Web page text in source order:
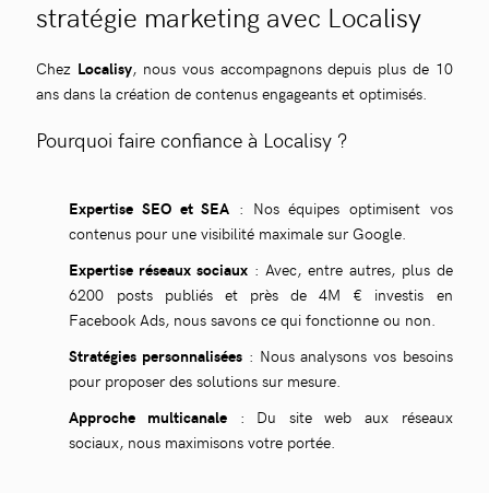
stratégie marketing avec Localisy
Chez Localisy, nous vous accompagnons depuis plus de 10
ans dans la création de contenus engageants et optimisés.
Pourquoi faire confiance à Localisy ?
Expertise SEO et SEA : Nos équipes optimisent vos
contenus pour une visibilité maximale sur Google.
Expertise réseaux sociaux : Avec, entre autres, plus de
6200 posts publiés et près de 4M € investis en
Facebook Ads, nous savons ce qui fonctionne ou non.
Stratégies personnalisées : Nous analysons vos besoins
pour proposer des solutions sur mesure.
Approche multicanale : Du site web aux réseaux
sociaux, nous maximisons votre portée.